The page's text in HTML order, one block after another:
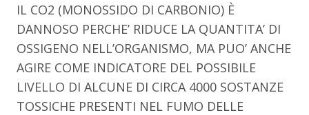
IL CO2 (MONOSSIDO DI CARBONIO) È
DANNOSO PERCHE’ RIDUCE LA QUANTITA’ DI
OSSIGENO NELL’ORGANISMO, MA PUO’ ANCHE
AGIRE COME INDICATORE DEL POSSIBILE
LIVELLO DI ALCUNE DI CIRCA 4000 SOSTANZE
TOSSICHE PRESENTI NEL FUMO DELLE